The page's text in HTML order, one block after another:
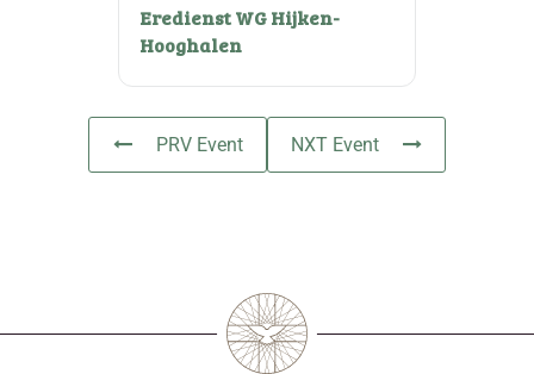
Eredienst WG Hijken-
Hooghalen
PRV Event NXT Event